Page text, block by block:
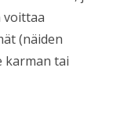
voittaa
(näiden
karman tai